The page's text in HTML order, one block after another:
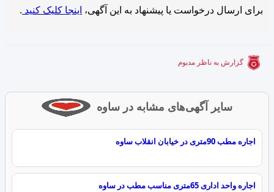
برای ارسال درخواست یا پیشنهاد به این آگهی، اینجا کلیک کنید .
گزارش به ناظر مدبوم
سایر آگهی‌های مشابه در ساوه
اجاره مطب 90متری در خیابان انقلاب ساوه
اجاره واحد اداری 65متری مناسب مطب در ساوه